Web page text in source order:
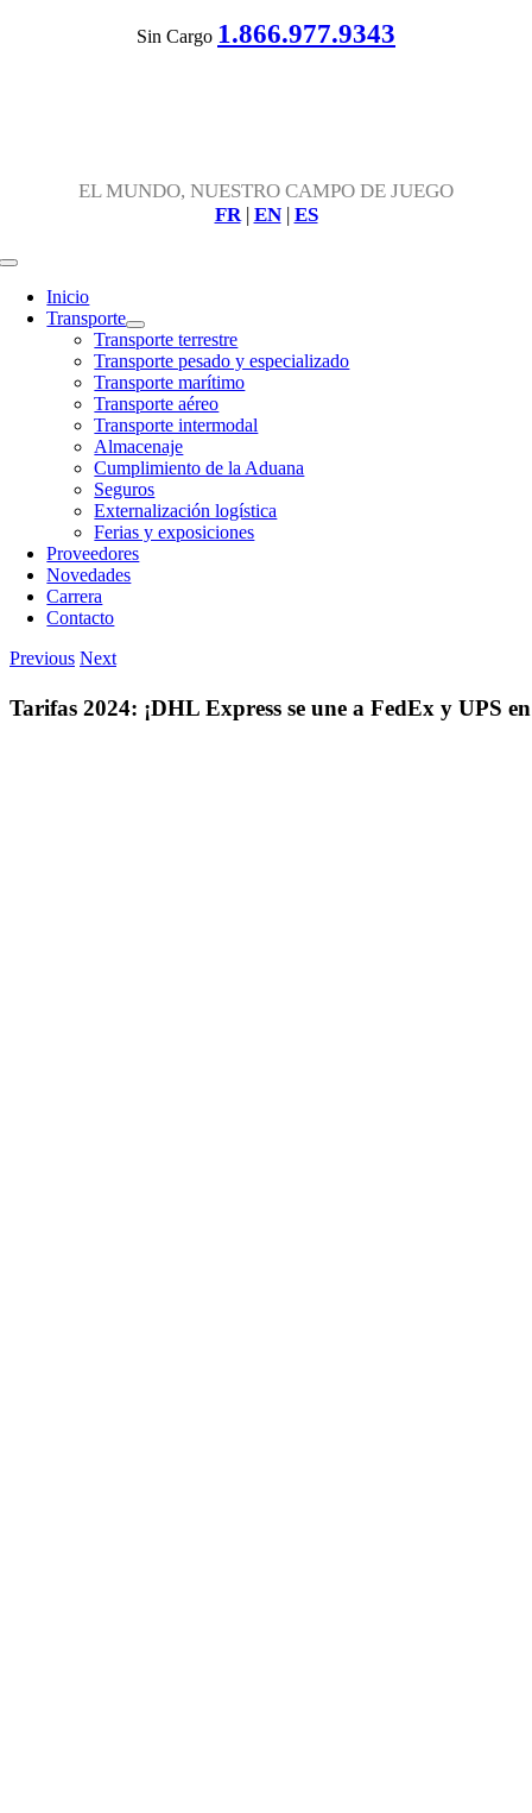
Sin Cargo 1.866.977.9343
EL MUNDO, NUESTRO CAMPO DE JUEGO
FR| EN| ES
Toggle
Navigation
Inicio
Transporte
Transporte terrestre
Transporte pesado y especializado
Transporte marítimo
Transporte aéreo
Transporte intermodal
Almacenaje
Cumplimiento de la Aduana
Seguros
Externalización logística
Ferias y exposiciones
Proveedores
Novedades
Carrera
Contacto
Previous Next
Tarifas 2024: ¡DHL Express se une a FedEx y UPS